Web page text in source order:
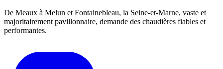
De Meaux à Melun et Fontainebleau, la Seine-et-Marne, vaste et
majoritairement pavillonnaire, demande des chaudières fiables et
performantes.